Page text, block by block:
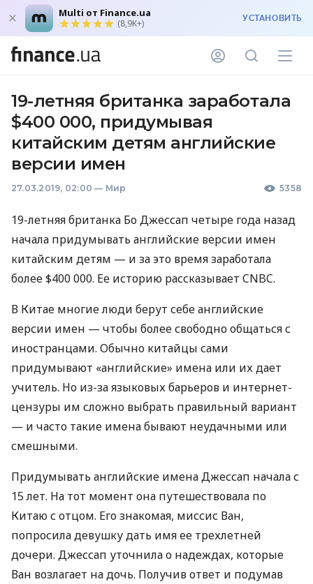
Multi от Finance.ua
(8,9K+) УСТАНОВИТЬ
19-летняя британка заработала
$400 000, придумывая
китайским детям английские
версии имен
27.03.2019, 02:00 — Мир 5358
19-летняя британка Бо Джессап четыре года назад
начала придумывать английские версии имен
китайским детям — и за это время заработала
более $400 000. Ее историю рассказывает CNBC.
В Китае многие люди берут себе английские
версии имен — чтобы более свободно общаться с
иностранцами. Обычно китайцы сами
придумывают «английские» имена или их дает
учитель. Но из-за языковых барьеров и интернет-
цензуры им сложно выбрать правильный вариант
— и часто такие имена бывают неудачными или
смешными.
Придумывать английские имена Джессап начала с
15 лет. На тот момент она путешествовала по
Китаю с отцом. Его знакомая, миссис Ван,
попросила девушку дать имя ее трехлетней
дочери. Джессап уточнила о надеждах, которые
Ван возлагает на дочь. Получив ответ и подумав